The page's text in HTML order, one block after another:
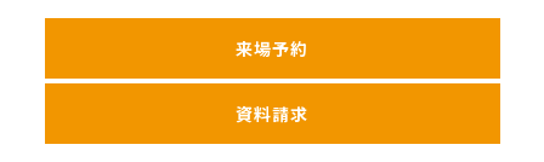
来場予約
資料請求